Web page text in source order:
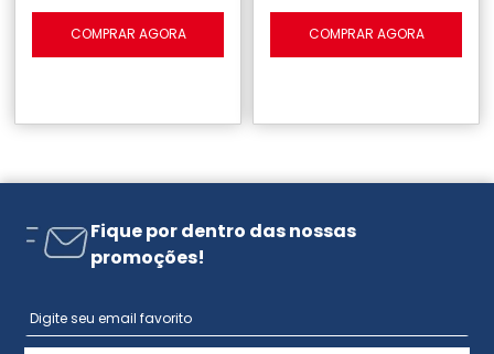
COMPRAR AGORA COMPRAR AGORA
Fique por dentro das nossas
promoções!